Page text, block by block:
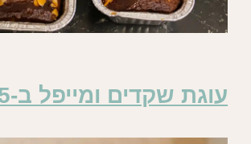
עוגת שקדים ומייפל ב-5 דקות